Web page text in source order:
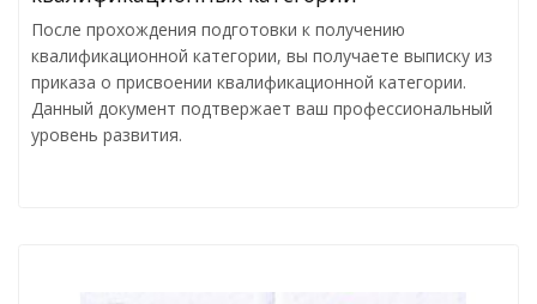
После прохождения подготовки к получению
квалификационной категории, вы получаете выписку из
приказа о присвоении квалификационной категории.
Данный документ подтвержает ваш профессиональный
уровень развития.